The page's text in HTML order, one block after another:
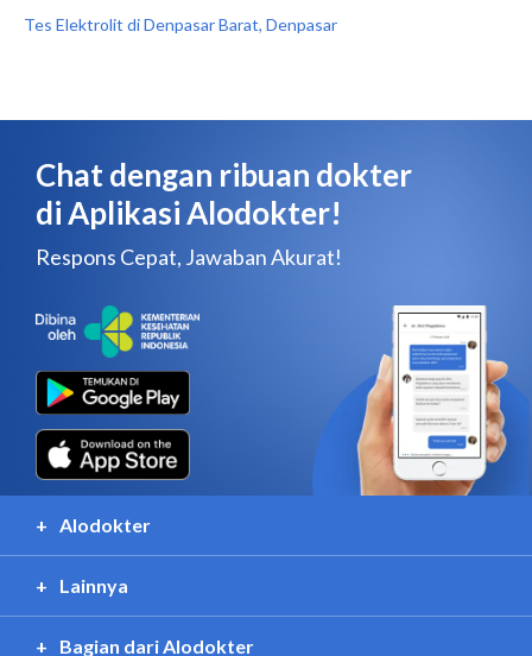
Tes Elektrolit di Denpasar Barat, Denpasar